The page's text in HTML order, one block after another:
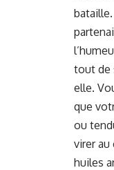
tout de
elle.
que
ou
virer au
huiles